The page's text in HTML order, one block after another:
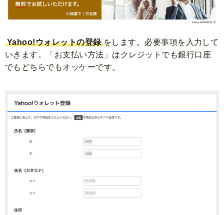
Yahoo!ウォレットの登録 をします。必要事項を入力して
いきます。
「お支払い方法」はクレジットでも銀行口座
でもどちらでもオッケーです。